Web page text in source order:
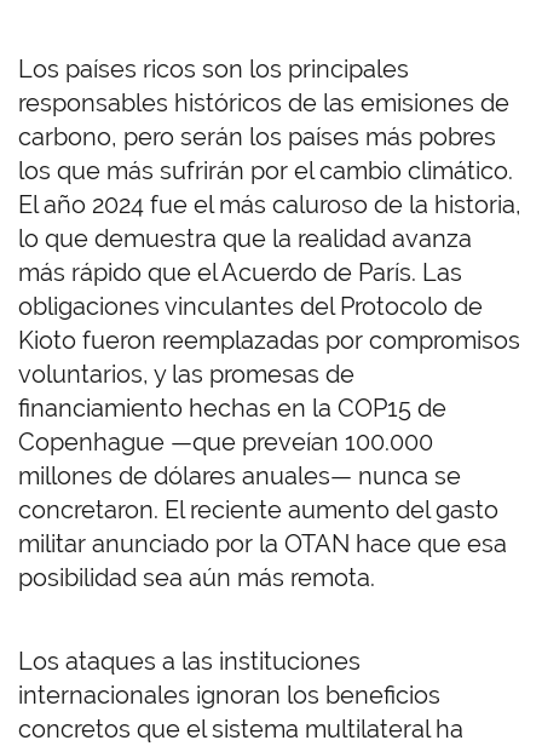
Los países ricos son los principales
responsables históricos de las emisiones de
carbono, pero serán los países más pobres
los que más sufrirán por el cambio climático.
El año 2024 fue el más caluroso de la historia,
lo que demuestra que la realidad avanza
más rápido que el Acuerdo de París. Las
obligaciones vinculantes del Protocolo de
Kioto fueron reemplazadas por compromisos
voluntarios, y las promesas de
financiamiento hechas en la COP15 de
Copenhague —que preveían 100.000
millones de dólares anuales— nunca se
concretaron. El reciente aumento del gasto
militar anunciado por la OTAN hace que esa
posibilidad sea aún más remota.
Los ataques a las instituciones
internacionales ignoran los beneficios
concretos que el sistema multilateral ha